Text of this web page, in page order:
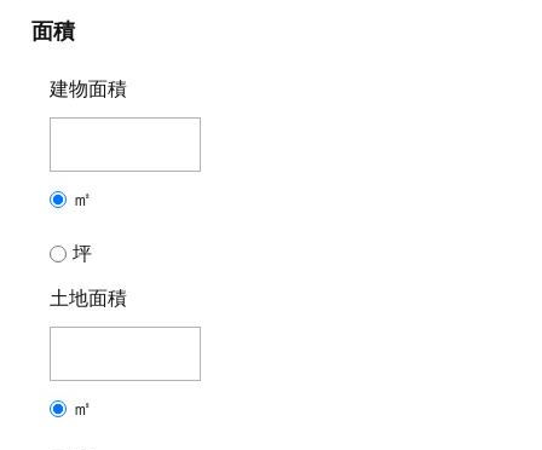
面積
建物面積
㎡
坪
土地面積
㎡